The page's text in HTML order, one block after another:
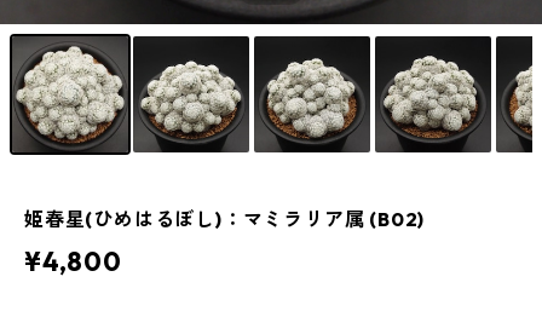
姫春星(ひめはるぼし)：マミラリア属 (B02)
¥4,800